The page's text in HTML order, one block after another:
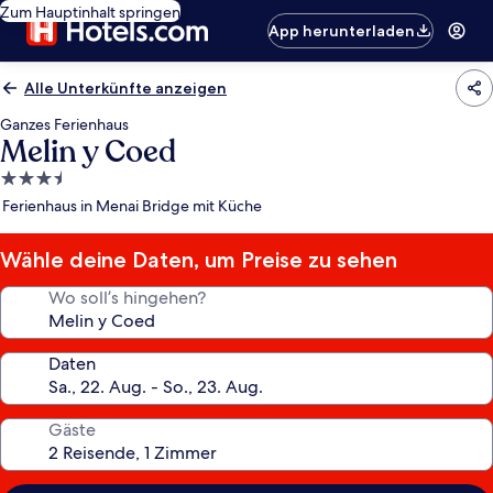
Zum Hauptinhalt springen
App herunterladen
Alle Unterkünfte anzeigen
Ganzes Ferienhaus
Melin y Coed
3.5-
Sterne-
Ferienhaus in Menai Bridge mit Küche
Wähle deine Daten, um Preise zu sehen
Wo soll’s hingehen?
Daten
Gäste